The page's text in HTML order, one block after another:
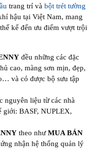
trang trí và bột trét tường
hậu tại Việt Nam, mang
kể đến ưu điểm vượt trội
đều những các đặc
cao, màng sơn mịn, đẹp,
và có được bộ sưu tập
nguyên liệu từ các nhà
giới: BASF, NUPLEX,
theo nhưMUA BÁN
nhận hệ thống quản lý